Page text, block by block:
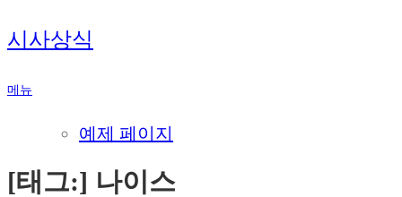
내
용
로
시사상식
메뉴
예제 페이지
[태그:] 나이스